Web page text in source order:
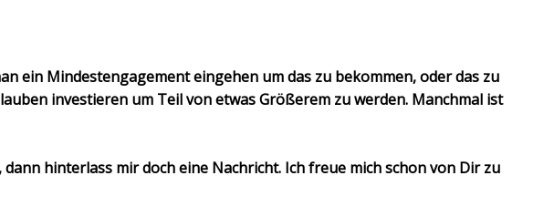
ein Mindestengagement eingehen um das zu bekommen, oder das zu
investieren um Teil von etwas Größerem zu werden. Manchmal ist
hinterlass mir doch eine Nachricht. Ich freue mich schon von Dir zu